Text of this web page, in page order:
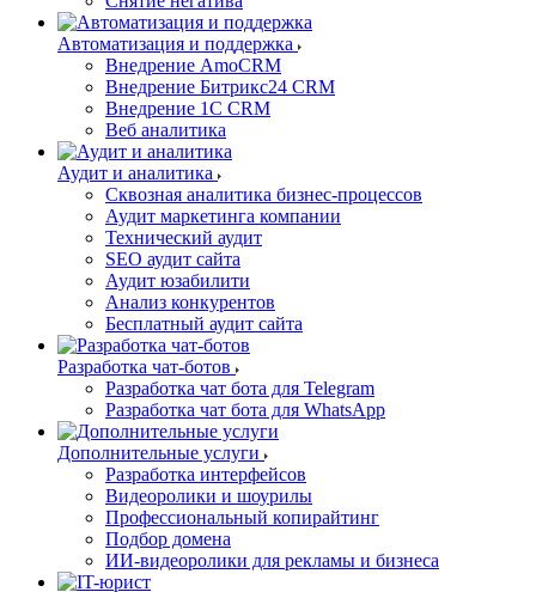
Автоматизация и поддержка
Внедрение AmoCRM
Внедрение Битрикс24 CRM
Внедрение 1C CRM
Веб аналитика
Аудит и аналитика
Сквозная аналитика бизнес-процессов
Аудит маркетинга компании
Технический аудит
SEO аудит сайта
Аудит юзабилити
Анализ конкурентов
Бесплатный аудит сайта
Разработка чат-ботов
Разработка чат бота для Telegram
Разработка чат бота для WhatsApp
Дополнительные услуги
Разработка интерфейсов
Видеоролики и шоурилы
Профессиональный копирайтинг
Подбор домена
ИИ-видеоролики для рекламы и бизнеса